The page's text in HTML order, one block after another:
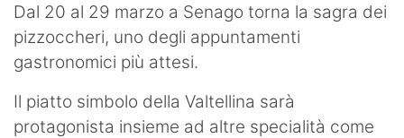
Dal 20 al 29 marzo a Senago torna la sagra dei
pizzoccheri, uno degli appuntamenti
gastronomici più attesi.
Il piatto simbolo della Valtellina sarà
protagonista insieme ad altre specialità come